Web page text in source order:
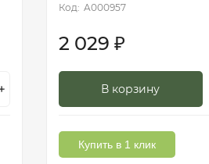
Код: A000957
2 029 ₽
В корзину
Купить в 1 клик